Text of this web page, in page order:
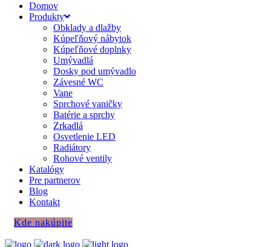
Domov
Produkty
Obklady a dlažby
Kúpeľňový nábytok
Kúpeľňové doplnky
Umývadlá
Dosky pod umývadlo
Závesné WC
Vane
Sprchové vaničky
Batérie a sprchy
Zrkadlá
Osvetlenie LED
Radiátory
Rohové ventily
Katalógy
Pre partnerov
Blog
Kontakt
Kde nakúpite